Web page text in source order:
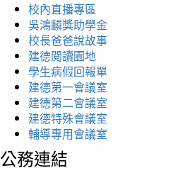
校內直播專區
吳鴻麟獎助學金
校長爸爸說故事
建德閱讀園地
學生病假回報單
建德第一會議室
建德第二會議室
建德特殊會議室
輔導專用會議室
公務連結